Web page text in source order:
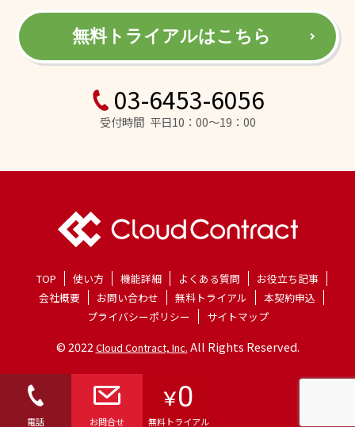
無料トライアルはこちら
03-6453-6056
受付時間 平日10：00～19：00
TOP 使い方 機能詳細 よくある質問
お役立ち記事
会社概要
お問い合わせ 無料トライアル
本契約申込
プライバシーポリシー
サイトマップ
© 2022 Cloud Contract, Inc. All Rights Reserved.
電話 お問合せ 無料トライアル